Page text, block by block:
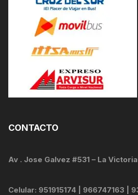
CONTACTO
Av . Jose Galvez #531 – La Victoria
Celular: 951915174 | 966747163 |